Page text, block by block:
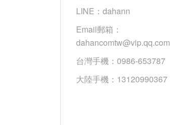
LINE：dahann
Email郵箱：
dahancomtw@vip.qq.com
台灣手機：0986-653787
大陸手機：13120990367